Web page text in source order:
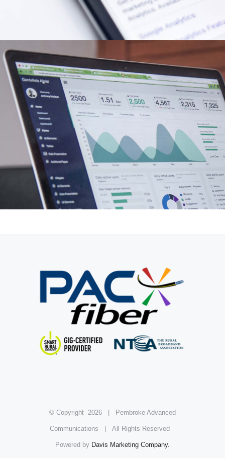
© Copyright 2026 | Pembroke Advanced
Communications | All Rights Reserved
Powered by Davis Marketing Company.